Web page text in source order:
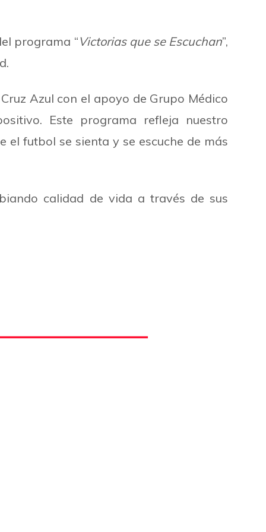
programa “Victorias que se Escuchan”,
Azul con el apoyo de Grupo Médico
Este programa refleja nuestro
futbol se sienta y se escuche de más
calidad de vida a través de sus